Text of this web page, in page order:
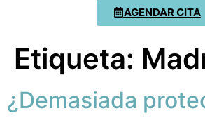
AGENDAR CITA
Etiqueta:
¿Demasiada